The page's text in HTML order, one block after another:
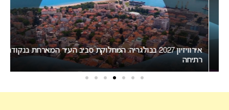
אירוויזיון 2027 בבולגריה: המחלוקת סביב העיר המארחת בנקודת
רתיחה